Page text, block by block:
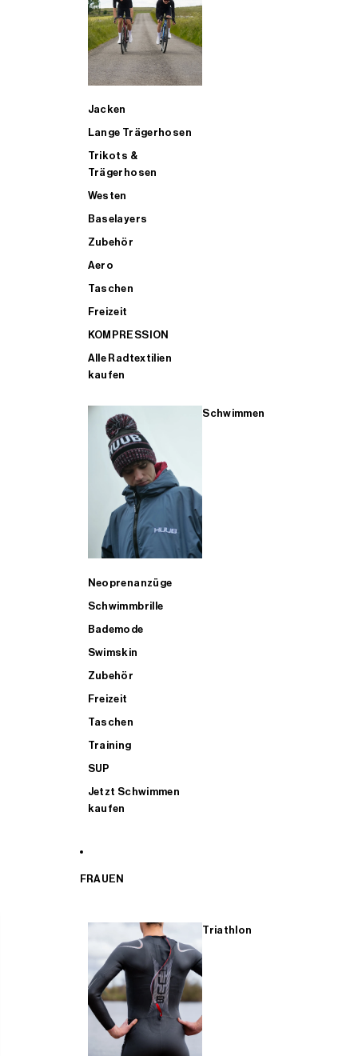
Jacken
Lange Trägerhosen
Trikots &
Trägerhosen
Westen
Baselayers
Zubehör
Aero
Taschen
Freizeit
KOMPRESSION
Alle Radtextilien
kaufen
Schwimmen
Neoprenanzüge
Schwimmbrille
Bademode
Swimskin
Zubehör
Freizeit
Taschen
Training
SUP
Jetzt Schwimmen
kaufen
FRAUEN
Triathlon
ALLE TRIATHLONARTIKEL FÜR MÄNNER KAUFEN